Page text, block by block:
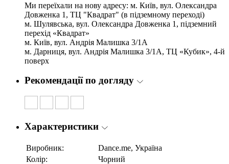
Ми переїхали на нову адресу: м. Київ, вул. Олександра
Довженка 1, ТЦ "Квадрат" (в підземному переході)
м. Шулявська, вул. Олександра Довженка 1, підземний
перехід «Квадрат»
м. Київ, вул. Андрія Малишка 3/1А
м. Дарниця, вул. Андрія Малишка 3/1А, ТЦ «Кубик», 4-й
поверх
Рекомендації по догляду
Характеристики
Виробник:
Dance.me, Україна
Колір:
Чорний